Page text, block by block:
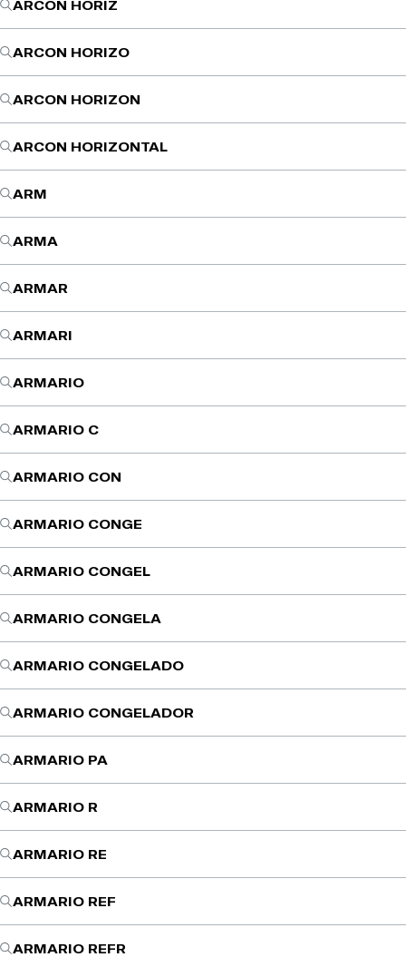
ARCON HORIZ
ARCON HORIZO
ARCON HORIZON
ARCON HORIZONTAL
ARM
ARMA
ARMAR
ARMARI
ARMARIO
ARMARIO C
ARMARIO CON
ARMARIO CONGE
ARMARIO CONGEL
ARMARIO CONGELA
ARMARIO CONGELADO
ARMARIO CONGELADOR
ARMARIO PA
ARMARIO R
ARMARIO RE
ARMARIO REF
ARMARIO REFR